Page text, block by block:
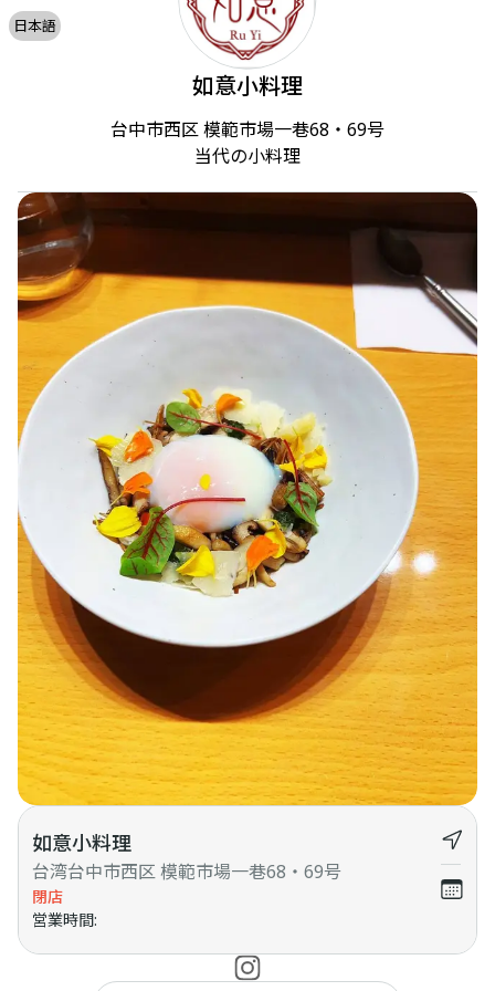
日本語
如意小料理
台中市西区 模範市場一巷68・69号
当代の小料理
如意小料理
台湾台中市西区 模範市場一巷68・69号
閉店
営業時間: